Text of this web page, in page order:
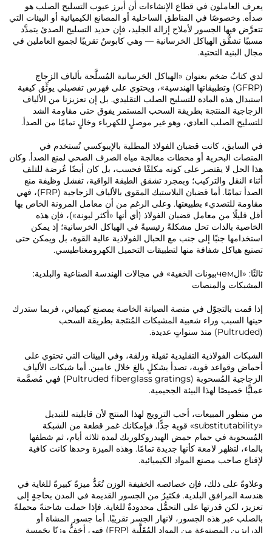
يعرف العاملون في قطاع الإنشاءات أن أبرز عيوب التسليح الصلب هو
صدأه. وخصوصًا في المناطق الساحلية أو المصانع الكيميائية أو البيئات التي
تتعرَّض فيها الجسور لأملاح إزالة الجليد، فإن حديد التسليح الصدئ يتمدَّد
مسببًا تشقُّق الهياكل الخرسانية — وهي كابوسٌ تقريبًا لجميع العاملين في
مجال البنية التحتية.
لدي كتابٌ ضخم بعنوان «الهياكل الخرسانية المُسلَّحة بألياف الزجاج
(GFRP) وتطبيقاتها الهندسية»، ويحتوي على فهرس تفصيلي يوثِّق كيفية
استبدال هذه المادة للتسليح الصلب التقليدي. بل إن تعزيزنا من الألياف
الزجاجية المنتجة بطريقة السحب المستمر يفوق حتى مقاومة الشد
للتسليح الصلب العادي، وهو غير موصلٍ للكهرباء وخالٍ تمامًا من الصدأ.
في السابق، كانت قضبان الفولاذ المطلية بالإيبوكسي تُستخدم في
المنصات البحرية أو محطات معالجة مياه الصرف الصحي لمنع الصدأ. وكان
هذا الحل لا يقتصر على كونه مكلفًا فحسب، بل كان أيضًا عُرضة للتلف
أثناء النقل والتركيب؛ وبمجرد تشقق الطبقة الواقية، تفشل وظيفة منع
الصدأ تمامًا. أما قضبان البلاستيك المقوى بالألياف الزجاجية (FRP)، فهي
مقاومة للتصديء بطبيعتها. وعلى الرغم من أن معامل المرونة الخاص بها
أقل قليلًا من معامل قضبان الفولاذ (أي أنها «أكثر ليونة»)، فإن هذه
الخاصية بالذات تحل مشكلةً رئيسيةً في الهياكل الخرسانية؛ إذ يمكن
استخدامها جنبًا إلى جنب مع الحبال الفولاذية عالية القوة، بل ويمكن حتى
تصنيع هياكل شفافة منها لتطبيقات التحميل الكهرومغناطيسي.
ثالثًا: «الчемبيونات الخفية» في مجالات الهندسة الصناعية والبلدية:
المشبكات والمنصات
إذا قمت بالتجوّل في منصة الصيانة الخاصة بمصنع كيميائي، فربما ستدرك
حينها السبب وراء شعبية المشبكات المُنتَجة بطريقة السحب
(Pultruded) منذ سنواتٍ عديدة.
الشبكات الفولاذية التقليدية ثقيلة وزلقة، وفي البيئات التي تحتوي على
أحماض وقواعد قوية، تصدأ بشكلٍ بالغ خلال عامين. أما شبكات الألياف
الزجاجية المُسحوبة (Pultruded fiberglass gratings) فهي مُصمَّمة
عمليًّا خصيصًا لهذا البيئة الجحيمية.
من منظور المبيعات، أحب الترويج لهذا المنتج لأن قابليته للتبديل
«substitutability» قوية جدًّا. فبإمكانك غمر قطعة من الشبكة
المُسحوبة في حمام حمض الهيدروكلوريك لمدة ثلاثة أيام، ثم شطفها
بالماء، لتظهر لامعة كأنها جديدة تمامًا. وهذه الميزة وحدها كانت كافية
لإقناع صاحب مصنع المواد الكيميائية.
وعلاوةً على ذلك، فإن خصائصه الخفيفة الوزن تُعَدُّ ميزةً كبيرةً للغاية في
هندسة المرافق البلدية. فكثيرٌ من الجسور القديمة في المدن بحاجةٍ إلى
تعزيز، لكن قدرتها على التحمُّل محدودةٌ للغاية. فإذا حملت شاحنةً محملةً
بالصلب عبر هذه الجسور، لانهار الجسر تقريبًا. أما جسور المشاة أو
الدرابزين المصنوعة من المواد المُقَلَّبة (FRP) فهي أخفُّ وزنًا بخمسة